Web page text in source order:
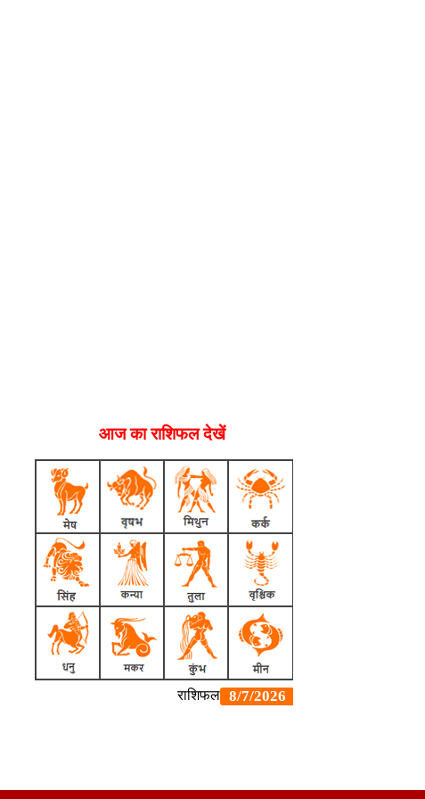
आज का राशिफल देखें